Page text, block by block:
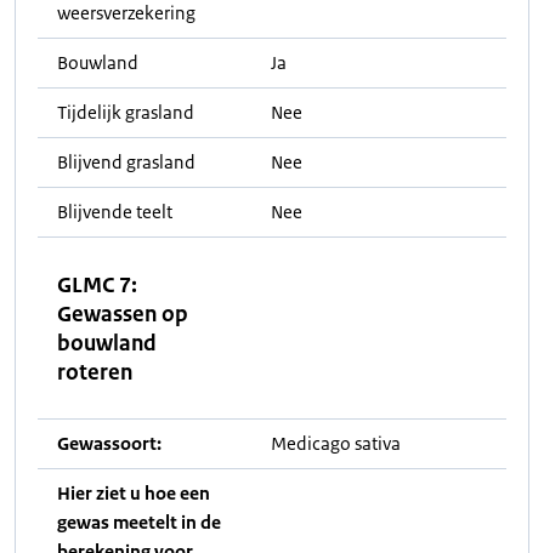
weersverzekering
Bouwland Ja
Tijdelijk grasland Nee
Blijvend grasland Nee
Blijvende teelt Nee
GLMC 7:
Gewassen op
bouwland
roteren
Gewassoort: Medicago sativa
Hier ziet u hoe een
gewas meetelt in de